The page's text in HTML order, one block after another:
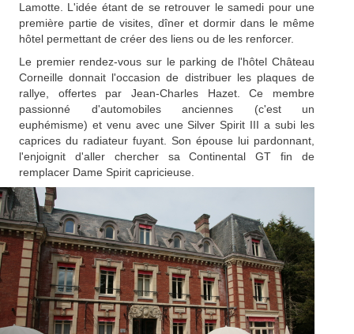
Lamotte. L'idée étant de se retrouver le samedi pour une
première partie de visites, dîner et dormir dans le même
hôtel permettant de créer des liens ou de les renforcer.
Le premier rendez-vous sur le parking de l'hôtel Château
Corneille donnait l'occasion de distribuer les plaques de
rallye, offertes par Jean-Charles Hazet. Ce membre
passionné d'automobiles anciennes (c'est un
euphémisme) et venu avec une Silver Spirit III a subi les
caprices du radiateur fuyant. Son épouse lui pardonnant,
l'enjoignit d'aller chercher sa Continental GT fin de
remplacer Dame Spirit capricieuse.